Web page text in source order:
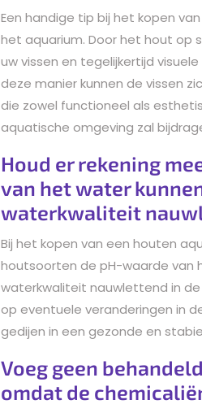
Een handige tip bij het kopen
het aquarium. Door het hout op
uw vissen en tegelijkertijd
deze manier kunnen de vissen
die zowel functioneel als
aquatische omgeving zal
Houd er rekening
van het water
waterkwaliteit
Bij het kopen van een houten
houtsoorten de pH-waarde van
waterkwaliteit nauwlettend in
op eventuele veranderingen in
gedijen in een gezonde en
Voeg geen
omdat de